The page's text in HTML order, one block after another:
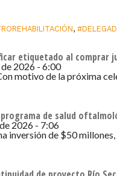
,
etiquetado al comprar
2026 - 6:00
motivo de la próxima
de salud
2026 - 7:06
inversión de $50